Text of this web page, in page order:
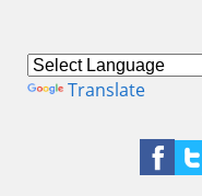
Translate